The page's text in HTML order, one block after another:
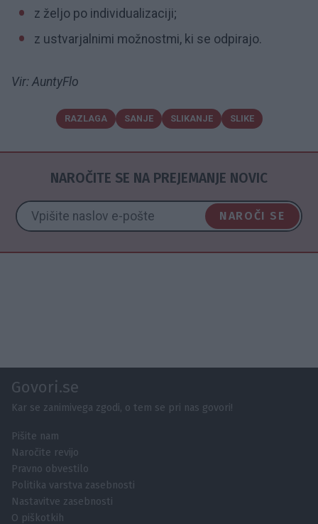
z željo po individualizaciji;
z ustvarjalnimi možnostmi, ki se odpirajo.
Vir: AuntyFlo
RAZLAGA SANJE SLIKANJE SLIKE
NAROČITE SE NA PREJEMANJE NOVIC
NAROČI SE
Govori.se
Kar se zanimivega zgodi, o tem se pri nas govori!
Pišite nam
Naročite revijo
Pravno obvestilo
Politika varstva zasebnosti
Nastavitve zasebnosti
O piškotkih